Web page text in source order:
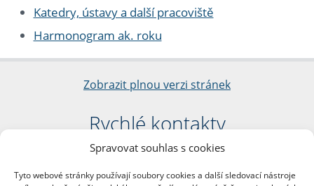
Spravovat souhlas s cookies
Tyto webové stránky používají soubory cookies a další sledovací nástroje
Katedry, ústavy a další pracoviště
Harmonogram ak. roku
Zobrazit plnou verzi stránek
Rychlé kontakty
Filozofická fakulta
nám. Jana Palacha 1/2